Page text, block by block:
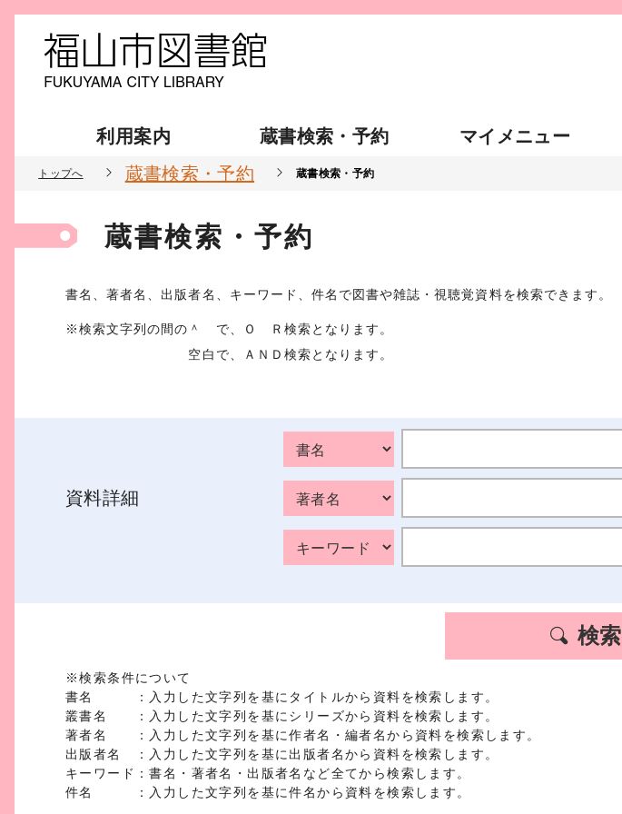
利用案内 蔵書検索・予約 マイメニュー
トップへ 蔵書検索・予約 蔵書検索・予約
蔵書検索・予約
書名、著者名、出版者名、キーワード、件名で図書や雑誌・視聴覚資料を検索できます。
※検索文字列の間の＾ で、Ｏ Ｒ検索となります。
空白で、ＡＮＤ検索となります。
資料詳細
検索
※検索条件について
書名 ：入力した文字列を基にタイトルから資料を検索します。
叢書名 ：入力した文字列を基にシリーズから資料を検索します。
著者名 ：入力した文字列を基に作者名・編者名から資料を検索します。
出版者名 ：入力した文字列を基に出版者名から資料を検索します。
キーワード：書名・著者名・出版者名など全てから検索します。
件名 ：入力した文字列を基に件名から資料を検索します。